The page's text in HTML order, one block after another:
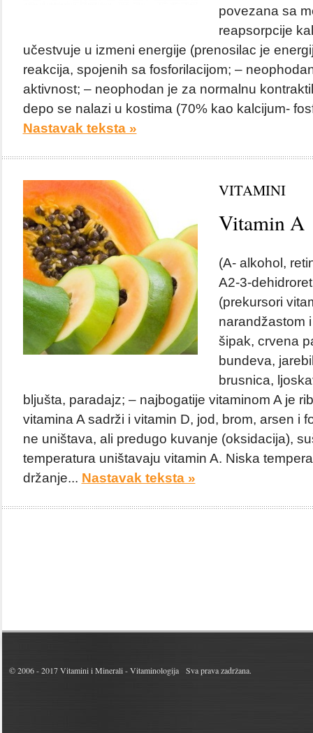
povezana sa
reapsorpcije
učestvuje u izmeni energije (prenosilac je
reakcija, spojenih sa fosforilacijom; –
aktivnost; – neophodan je za normalnu
depo se nalazi u kostima (70% kao kalcijum-
Nastavak teksta »
VITAMINI
Vitamin A
(A- alkohol,
A2-3-
(prekursori
narandžastom
šipak, crvena
bundeva,
brusnica,
bljušta, paradajz; – najbogatije vitaminom A je
vitamina A sadrži i vitamin D, jod, brom, arsen i
ne uništava, ali predugo kuvanje (oksidacija),
temperatura uništavaju vitamin A. Niska
držanje... Nastavak teksta »
© 2006 - 2017Vitamini i Minerali - Vitaminologija Sva prava zadržana.